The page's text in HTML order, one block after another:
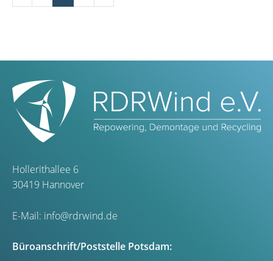
Hollerithallee 6
30419 Hannover
E-Mail: info@rdrwind.de
Büroanschrift/Poststelle Potsdam: